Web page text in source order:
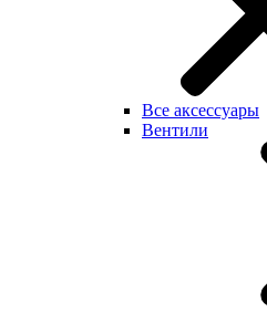
Все аксессуары
Вентили